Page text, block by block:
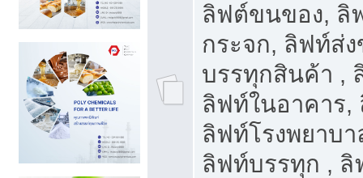
ลิฟต์ขนของ, ลิ
กระจก, ลิฟท์ส่
บรรทุกสินค้า ,
ลิฟท์ในอาคาร,
ลิฟท์โรงพยาบ
ลิฟท์บรรทุก ,